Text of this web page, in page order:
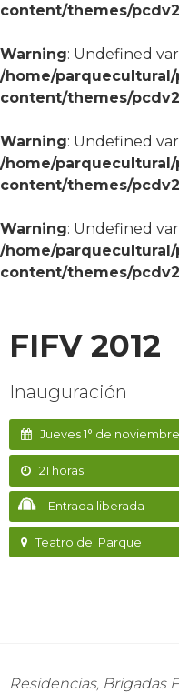
content/themes/
Warning: Undefined
/home/
content/themes/
Warning: Undefined
/home/
content/themes/
Warning: Undefined
/home/
content/themes/
FIFV 2012
Inauguración
Jueves 1° de noviembre
21 horas
Entrada liberada
Teatro del Parque
Residencias, Brigadas Fotográficas, Publicaciones,